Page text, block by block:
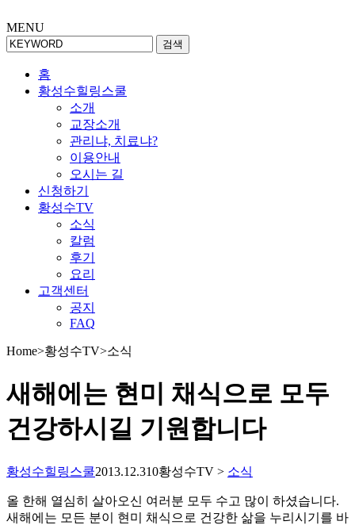
MENU
검색
홈
황성수힐링스쿨
소개
교장소개
관리냐, 치료냐?
이용안내
오시는 길
신청하기
황성수TV
소식
칼럼
후기
요리
고객센터
공지
FAQ
Home>황성수TV>소식
새해에는 현미 채식으로 모두
건강하시길 기원합니다
황성수힐링스쿨2013.12.310황성수TV > 소식
올 한해 열심히 살아오신 여러분 모두 수고 많이 하셨습니다.
새해에는 모든 분이 현미 채식으로 건강한 삶을 누리시기를 바